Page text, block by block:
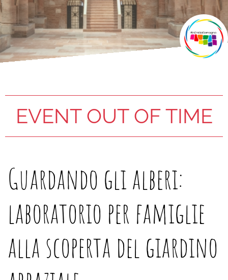
EVENT OUT OF TIME
Guardando gli alberi:
laboratorio per famiglie
alla scoperta del giardino